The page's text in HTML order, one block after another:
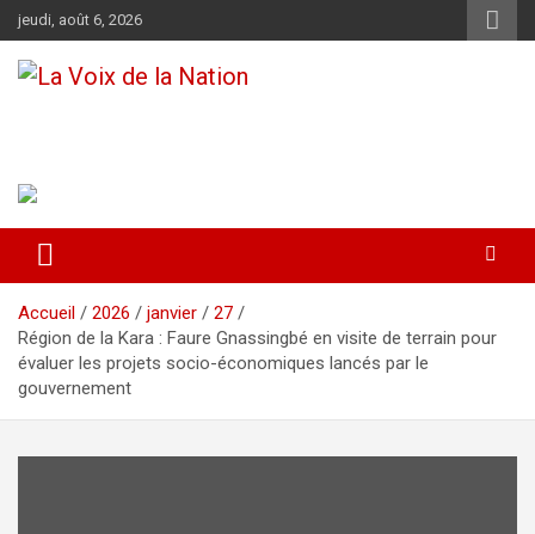
Aller
au
contenu
jeudi, août 6, 2026
Accueil 2026 janvier
27
Région de la Kara : Faure Gnassingbé en visite de terrain pour
évaluer les projets socio-économiques lancés par le
gouvernement